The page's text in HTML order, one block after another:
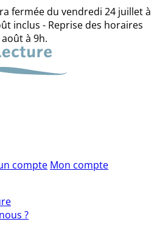
fermée du vendredi 24 juillet à
inclus - Reprise des horaires
à 9h.
compte Mon compte
?